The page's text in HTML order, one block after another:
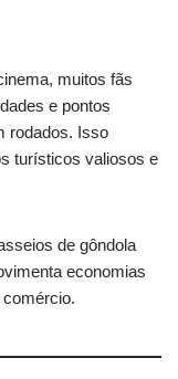
muitos fãs
e pontos
rodados. Isso
turísticos valiosos e
de gôndola
economias